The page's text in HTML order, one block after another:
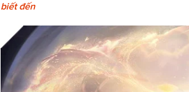
biết đến